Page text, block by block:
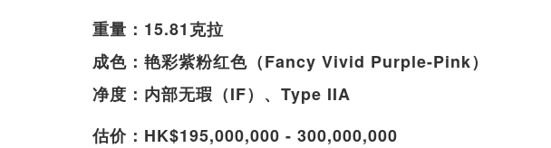
重量：15.81克拉
成色：艳彩紫粉红色（Fancy Vivid Purple-Pink）
净度：内部无瑕（IF）、Type IIA
估价：HK$195,000,000 - 300,000,000